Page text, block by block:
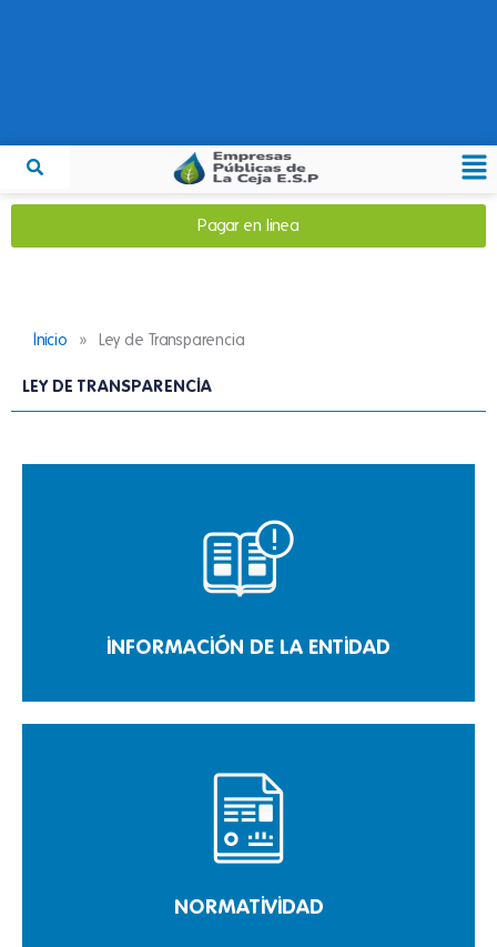
Pagar en linea
Inicio » Ley de Transparencia
LEY DE TRANSPARENCIA
INFORMACIÓN DE LA ENTIDAD
NORMATIVIDAD